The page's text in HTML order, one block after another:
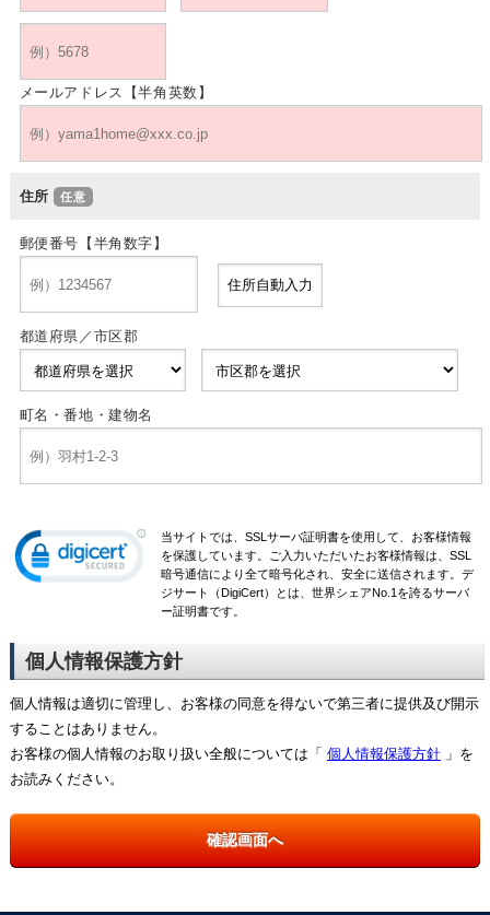
メールアドレス【半角英数】
住所
郵便番号【半角数字】
都道府県／市区郡
町名・番地・建物名
当サイトでは、SSLサーバ証明書を使用して、お客様情報
を保護しています。ご入力いただいたお客様情報は、SSL
暗号通信により全て暗号化され、安全に送信されます。デ
ジサート（DigiCert）とは、世界シェアNo.1を誇るサーバ
ー証明書です。
個人情報保護方針
個人情報は適切に管理し、お客様の同意を得ないで第三者に提供及び開示
することはありません。
お客様の個人情報のお取り扱い全般については「 個人情報保護方針」を
お読みください。